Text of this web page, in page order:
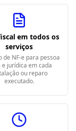
em todos os
serviços
de NF-e para pessoa
e jurídica em cada
ou reparo
executado.